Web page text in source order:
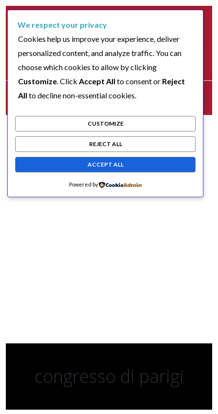
congresso di parigi
We respect your privacy
Cookies help us improve your experience, deliver
personalized content, and analyze traffic. You can
choose which cookies to allow by clicking
Customize. Click Accept All to consent or Reject
All to decline non-essential cookies.
CUSTOMIZE
REJECT ALL
ACCEPT ALL
Powered by